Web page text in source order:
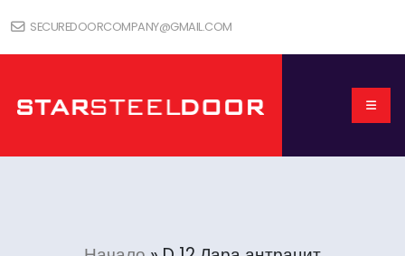
SECUREDOORCOMPANY@GMAIL.COM